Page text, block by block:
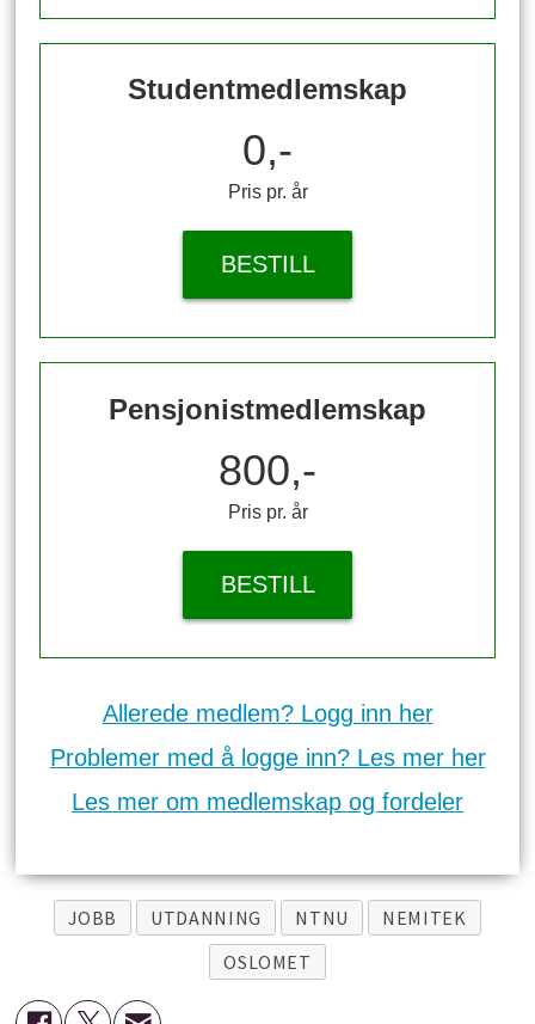
Studentmedlemskap
0,-
Pris pr. år
BESTILL
Pensjonistmedlemskap
800,-
Pris pr. år
BESTILL
Allerede medlem? Logg inn her
Problemer med å logge inn? Les mer her
Les mer om medlemskap og fordeler
JOBB UTDANNING NTNU
NEMITEK
OSLOMET